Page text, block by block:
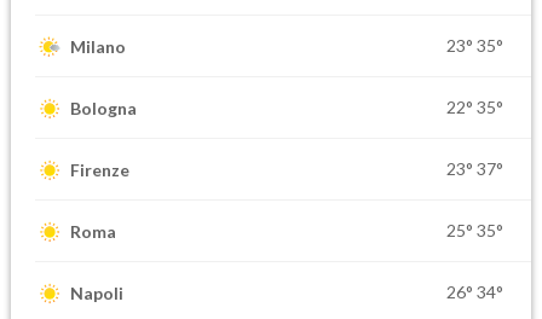
Milano 23° 35°
Bologna 22° 35°
Firenze 23° 37°
Roma 25° 35°
Napoli 26° 34°